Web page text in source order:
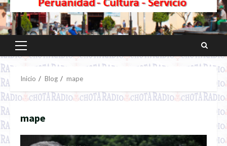
Menú
principal
Inicio Blog mape
mape